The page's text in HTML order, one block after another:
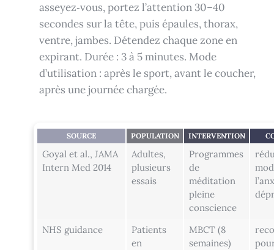
asseyez‑vous, portez l’attention 30–40
secondes sur la tête, puis épaules, thorax,
ventre, jambes. Détendez chaque zone en
expirant. Durée : 3 à 5 minutes. Mode
d’utilisation : après le sport, avant le coucher,
après une journée chargée.
SOURCE POPULATION INTERVENTION
Goyal et al., JAMA
Intern Med 2014
Adultes,
plusieurs
essais
Programmes
de
méditation
pleine
conscience
NHS guidance
Patients
en
MBCT (8
semaines)